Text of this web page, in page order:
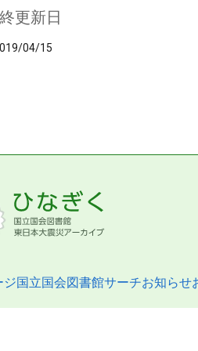
更新日
04/15
ジ国立国会図書館サーチお知らせ